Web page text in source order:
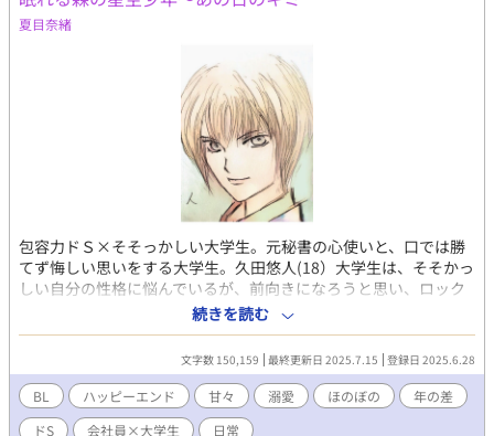
夏目奈緒
包容力ドＳ×そそっかしい大学生。元秘書の心使いと、口では勝
てず悔しい思いをする大学生。久田悠人(18）大学生は、そそかっ
しい自分の性格に悩んでいるが、前向きになろうと思い、ロック
バンド活動をしている。楽器店のバイト中に、近くの企業に勤め
ている会社員の早瀬に出会う。早瀬はバイト先のオーナーの知り
合いだった。憧れの先輩(桜木聡太郎)に付きまっていると勘違いし
て、早瀬のことをて追い払おうとしたが、付きまとっていること
は誤解だったと分かる。誤解が解けた後、早瀬との付き合いが始
まった。物腰が柔らかく爽やかな早瀬の笑顔に信用して食事に行
続きを読む
文字数 150,159 最終更新日 2025.7.15 登録日 2025.6.28
BL ハッピーエンド 甘々 溺愛 ほのぼの
年の差
ドS
会社員×大学生 日常